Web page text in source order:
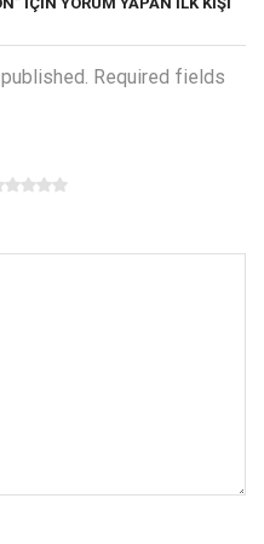
Required fields